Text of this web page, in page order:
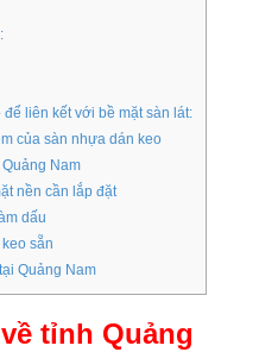
liên kết với bề mặt sàn lát:
của sàn nhựa dán keo
Nam
nền cần lắp đặt
dấu
sẵn
Quảng Nam
tỉnh Quảng